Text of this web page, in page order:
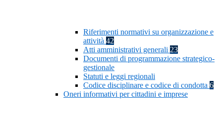
Riferimenti normativi su organizzazione e
attività 42
Atti amministrativi generali 23
Documenti di programmazione strategico-
gestionale
Statuti e leggi regionali
Codice disciplinare e codice di condotta 6
Oneri informativi per cittadini e imprese